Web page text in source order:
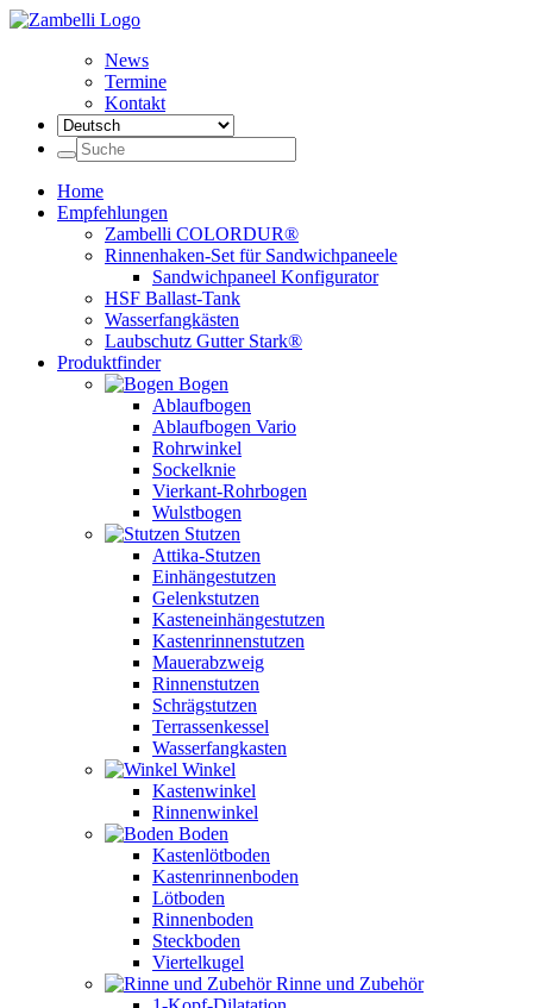
News
Termine
Kontakt
Home
Empfehlungen
Zambelli COLORDUR®
Rinnenhaken-Set für Sandwichpaneele
Sandwichpaneel Konfigurator
HSF Ballast-Tank
Wasserfangkästen
Laubschutz Gutter Stark®
Produktfinder
Bogen
Ablaufbogen
Ablaufbogen Vario
Rohrwinkel
Sockelknie
Vierkant-Rohrbogen
Wulstbogen
Stutzen
Attika-Stutzen
Einhängestutzen
Gelenkstutzen
Kasteneinhängestutzen
Kastenrinnenstutzen
Mauerabzweig
Rinnenstutzen
Schrägstutzen
Terrassenkessel
Wasserfangkasten
Winkel
Kastenwinkel
Rinnenwinkel
Boden
Kastenlötboden
Kastenrinnenboden
Lötboden
Rinnenboden
Steckboden
Viertelkugel
Rinne und Zubehör